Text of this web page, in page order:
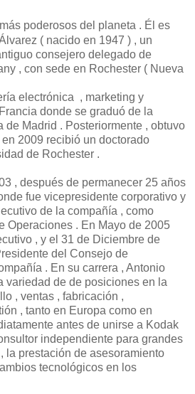
poderosos del planeta . Él es
( nacido en 1947 ) , un
consejero delegado de
, con sede en Rochester ( Nueva
electrónica , marketing y
donde se graduó de la
de Madrid . Posteriormente , obtuvo
2009 recibió un doctorado
de Rochester .
, después de permanecer 25 años
fue vicepresidente corporativo y
de la compañía , como
Operaciones . En Mayo de 2005
, y el 31 de Diciembre de
del Consejo de
. En su carrera , Antonio
variedad de de posiciones en la
, ventas , fabricación ,
, tanto en Europa como en
antes de unirse a Kodak
independiente para grandes
la prestación de asesoramiento
tecnológicos en los